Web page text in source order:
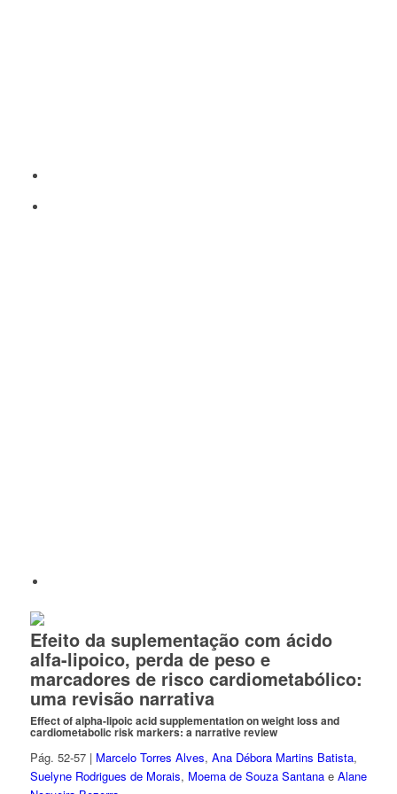
Efeito da suplementação com ácido
alfa-lipoico, perda de peso e
marcadores de risco cardiometabólico:
uma revisão narrativa
Effect of alpha-lipoic acid supplementation on weight loss and
cardiometabolic risk markers: a narrative review
Pág. 52-57 | Marcelo Torres Alves, Ana Débora Martins Batista,
Suelyne Rodrigues de Morais, Moema de Souza Santanae Alane